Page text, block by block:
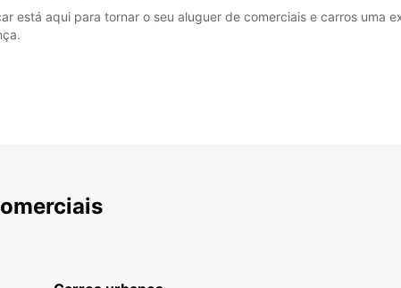
está aqui para tornar o seu aluguer de comerciais e carros uma